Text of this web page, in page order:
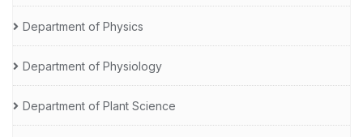
Department of Physics
Department of Physiology
Department of Plant Science